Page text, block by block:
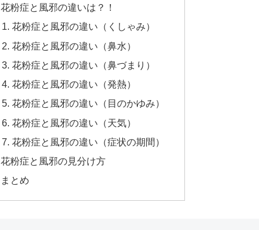
花粉症と風邪の違いは？！
花粉症と風邪の違い（くしゃみ）
花粉症と風邪の違い（鼻水）
花粉症と風邪の違い（鼻づまり）
花粉症と風邪の違い（発熱）
花粉症と風邪の違い（目のかゆみ）
花粉症と風邪の違い（天気）
花粉症と風邪の違い（症状の期間）
花粉症と風邪の見分け方
まとめ